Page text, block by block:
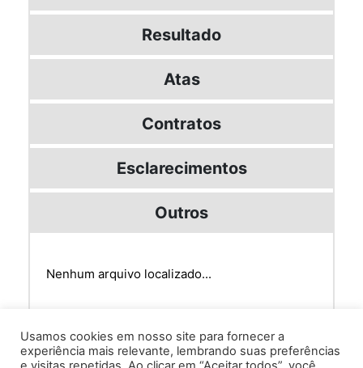
Resultado
Atas
Contratos
Esclarecimentos
Outros
Nenhum arquivo localizado...
Usamos cookies em nosso site para fornecer a
experiência mais relevante, lembrando suas preferências